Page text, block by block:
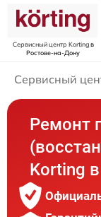
Сервисный центр Kortingв
Ростове-на-Дону
Сервисный
Ремонт
Korting